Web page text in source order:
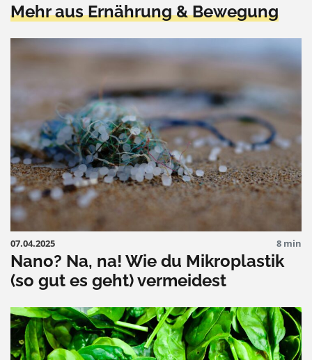
Mehr aus Ernährung & Bewegung
07.04.2025 8 min
Nano? Na, na! Wie du Mikroplastik
(so gut es geht) vermeidest